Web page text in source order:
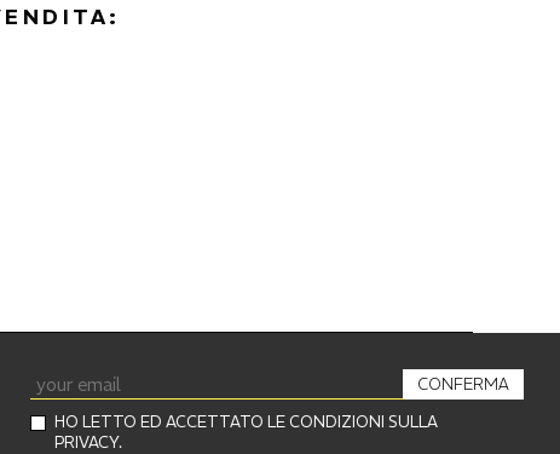
HO LETTO ED ACCETTATO LE CONDIZIONI SULLA
PRIVACY.
CONFERMA